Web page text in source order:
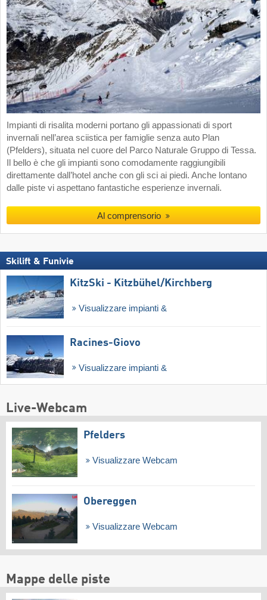
Impianti di risalita moderni portano gli appassionati di sport
invernali nell’area sciistica per famiglie senza auto Plan
(Pfelders), situata nel cuore del Parco Naturale Gruppo di Tessa.
Il bello è che gli impianti sono comodamente raggiungibili
direttamente dall’hotel anche con gli sci ai piedi. Anche lontano
dalle piste vi aspettano fantastiche esperienze invernali.
Al comprensorio
Skilift & Funivie
KitzSki - Kitzbühel/​Kirchberg
Visualizzare impianti &
Racines-Giovo
Visualizzare impianti &
Live-Webcam
Pfelders
Visualizzare Webcam
Obereggen
Visualizzare Webcam
Mappe delle piste